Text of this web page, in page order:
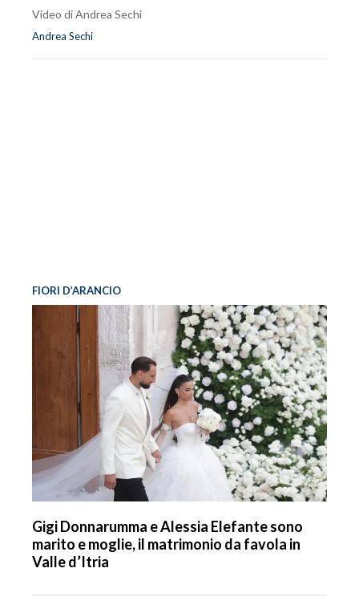
Video di Andrea Sechi
Andrea Sechi
FIORI D’ARANCIO
Gigi Donnarumma e Alessia Elefante sono
marito e moglie, il matrimonio da favola in
Valle d’Itria